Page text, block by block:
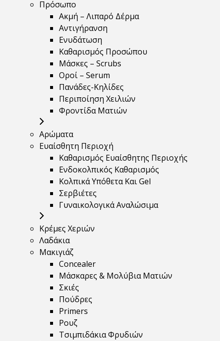
Πρόσωπο
Ακμή – Λιπαρό Δέρμα
Αντιγήρανση
Ενυδάτωση
Καθαρισμός Προσώπου
Μάσκες – Scrubs
Οροί – Serum
Πανάδες-Κηλίδες
Περιποίηση Χειλιών
Φροντίδα Ματιών
Αρώματα
Ευαίσθητη Περιοχή
Καθαρισμός Ευαίσθητης Περιοχής
Ενδοκολπικός Καθαρισμός
Κολπικά Υπόθετα Και Gel
Σερβιέτες
Γυναικολογικά Αναλώσιμα
Κρέμες Χεριών
Λαδάκια
Μακιγιάζ
Concealer
Μάσκαρες & Μολύβια Ματιών
Σκιές
Πούδρες
Primers
Ρουζ
Τσιμπιδάκια Φρυδιών